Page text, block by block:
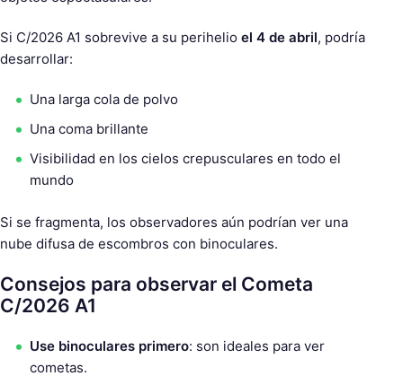
Si C/2026 A1 sobrevive a su perihelio el 4 de abril, podría
desarrollar:
Una larga cola de polvo
Una coma brillante
Visibilidad en los cielos crepusculares en todo el
mundo
Si se fragmenta, los observadores aún podrían ver una
nube difusa de escombros con binoculares.
Consejos para observar el Cometa
C/2026 A1
Use binoculares primero: son ideales para ver
cometas.